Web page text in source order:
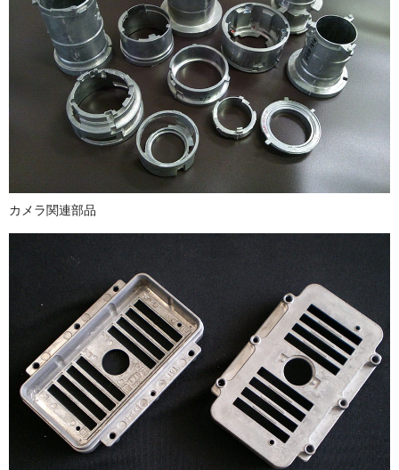
カメラ関連部品